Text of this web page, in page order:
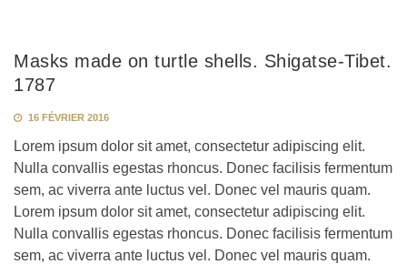
Masks made on turtle shells. Shigatse-Tibet.
1787
16 FÉVRIER 2016
Lorem ipsum dolor sit amet, consectetur adipiscing elit.
Nulla convallis egestas rhoncus. Donec facilisis fermentum
sem, ac viverra ante luctus vel. Donec vel mauris quam.
Lorem ipsum dolor sit amet, consectetur adipiscing elit.
Nulla convallis egestas rhoncus. Donec facilisis fermentum
sem, ac viverra ante luctus vel. Donec vel mauris quam.